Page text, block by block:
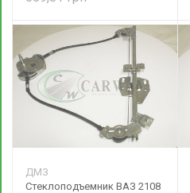
ДМЗ
Стеклоподъемник ВАЗ 2108